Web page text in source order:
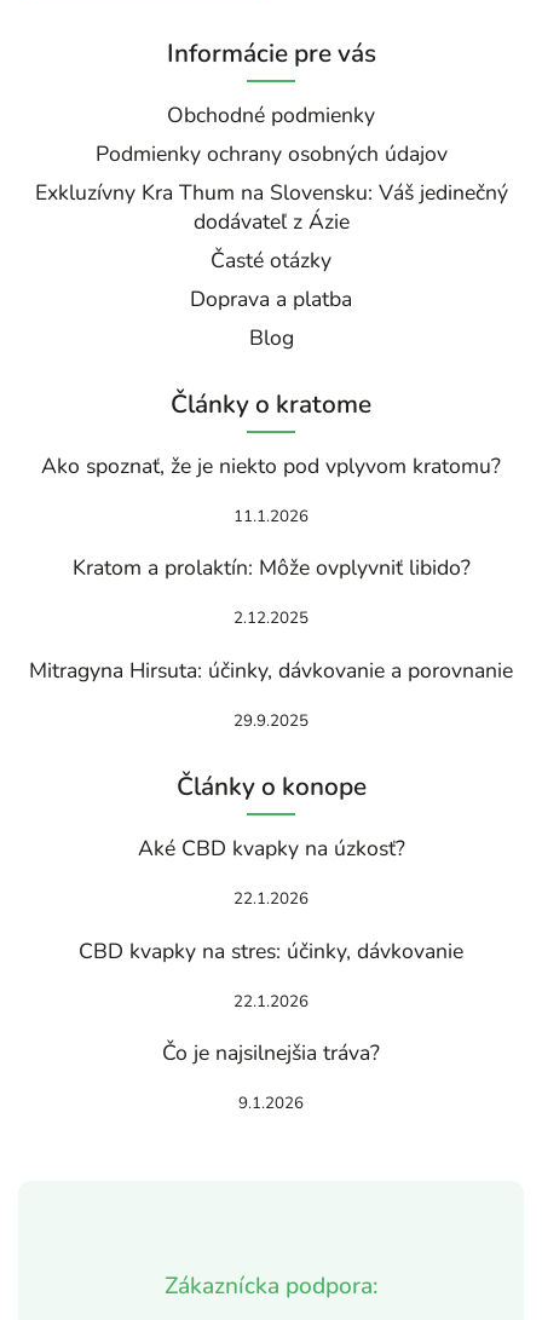
Zákaznícka podpora:
Informácie pre vás
Obchodné podmienky
Podmienky ochrany osobných údajov
Exkluzívny Kra Thum na Slovensku: Váš jedinečný
dodávateľ z Ázie
Časté otázky
Doprava a platba
Blog
Články o kratome
Ako spoznať, že je niekto pod vplyvom kratomu?
11.1.2026
Kratom a prolaktín: Môže ovplyvniť libido?
2.12.2025
Mitragyna Hirsuta: účinky, dávkovanie a porovnanie
29.9.2025
Články o konope
Aké CBD kvapky na úzkosť?
22.1.2026
CBD kvapky na stres: účinky, dávkovanie
22.1.2026
Čo je najsilnejšia tráva?
9.1.2026